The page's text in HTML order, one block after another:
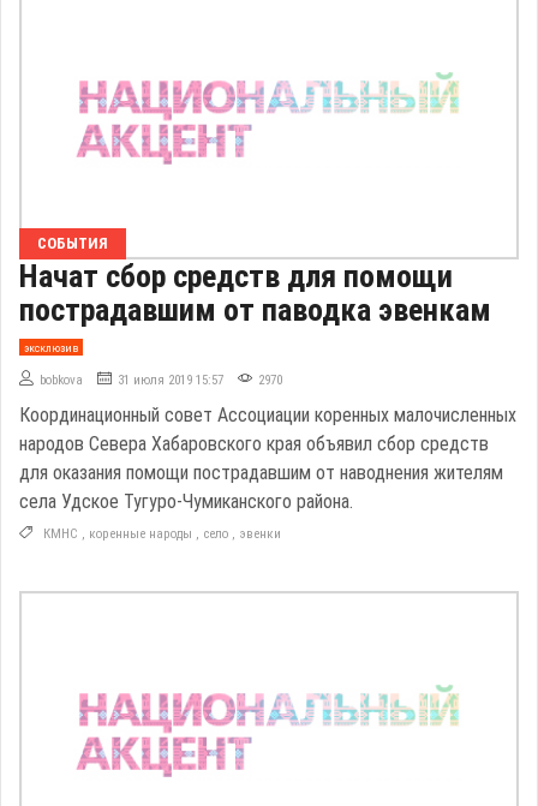
СОБЫТИЯ
Начат сбор средств для помощи
пострадавшим от паводка эвенкам
эксклюзив
bobkova 31 июля 2019 15:57 2970
Координационный совет Ассоциации коренных малочисленных
народов Севера Хабаровского края объявил сбор средств
для оказания помощи пострадавшим от наводнения жителям
села Удское Тугуро-Чумиканского района.
КМНС , коренные народы , село , эвенки